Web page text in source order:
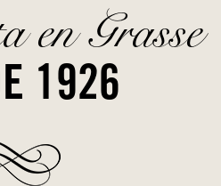
en Grasse
1926